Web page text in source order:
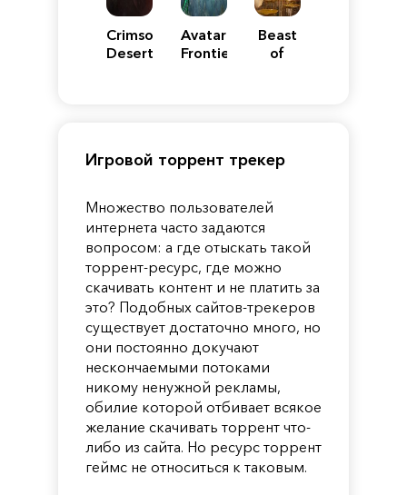
Crimson
Desert
Avatar:
Frontiers
Beast
of
Игровой торрент трекер
Множество пользователей
интернета часто задаются
вопросом: а где отыскать такой
торрент-ресурс, где можно
скачивать контент и не платить за
это? Подобных сайтов-трекеров
существует достаточно много, но
они постоянно докучают
нескончаемыми потоками
никому ненужной рекламы,
обилие которой отбивает всякое
желание скачивать торрент что-
либо из сайта. Но ресурс торрент
геймс не относиться к таковым.